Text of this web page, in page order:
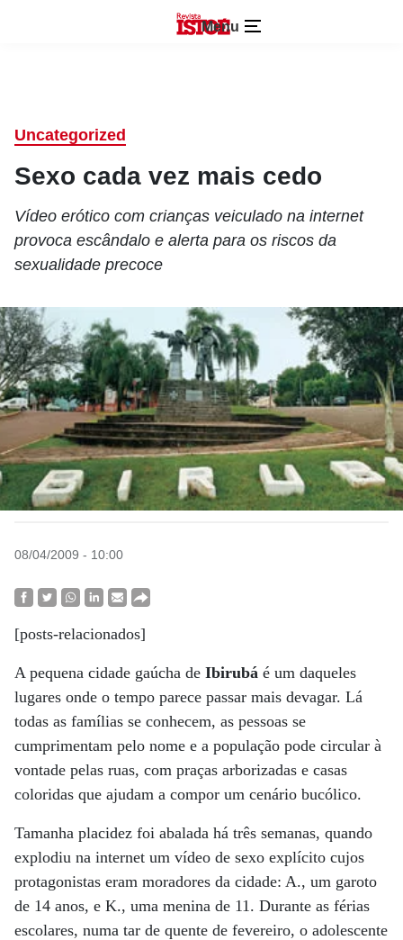
Menu
Uncategorized
Sexo cada vez mais cedo
Vídeo erótico com crianças veiculado na internet
provoca escândalo e alerta para os riscos da
sexualidade precoce
08/04/2009 - 10:00
[posts-relacionados]
A pequena cidade gaúcha de Ibirubá é um daqueles
lugares onde o tempo parece passar mais devagar. Lá
todas as famílias se conhecem, as pessoas se
cumprimentam pelo nome e a população pode circular à
vontade pelas ruas, com praças arborizadas e casas
coloridas que ajudam a compor um cenário bucólico.
Tamanha placidez foi abalada há três semanas, quando
explodiu na internet um vídeo de sexo explícito cujos
protagonistas eram moradores da cidade: A., um garoto
de 14 anos, e K., uma menina de 11. Durante as férias
escolares, numa tar de quente de fevereiro, o adolescente